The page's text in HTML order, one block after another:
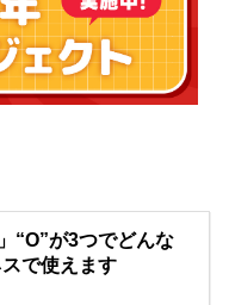
“O”が3つでどんな
で使えます